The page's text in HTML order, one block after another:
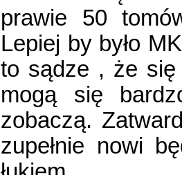
prawie 50
Lepiej by było
to sądze , że
mogą się
zobaczą.
zupełnie nowi